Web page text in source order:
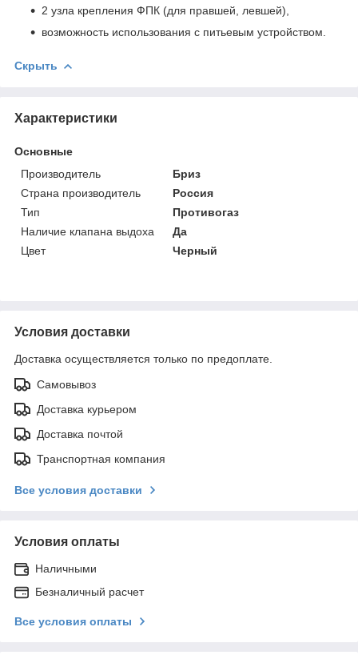
2 узла крепления ФПК (для правшей, левшей),
возможность использования с питьевым устройством.
Скрыть
Характеристики
Основные
Производитель
Бриз
Страна производитель
Россия
Тип
Противогаз
Наличие клапана выдоха
Да
Цвет
Черный
Условия доставки
Доставка осуществляется только по предоплате.
Самовывоз
Доставка курьером
Доставка почтой
Транспортная компания
Все условия доставки
Условия оплаты
Наличными
Безналичный расчет
Все условия оплаты